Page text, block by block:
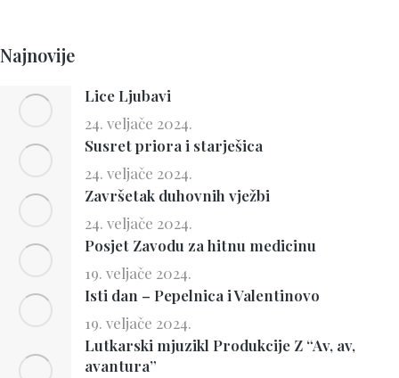
Najnovije
Lice Ljubavi
24. veljače 2024.
Susret priora i starješica
24. veljače 2024.
Završetak duhovnih vježbi
24. veljače 2024.
Posjet Zavodu za hitnu medicinu
19. veljače 2024.
Isti dan – Pepelnica i Valentinovo
19. veljače 2024.
Lutkarski mjuzikl Produkcije Z “Av, av,
avantura”